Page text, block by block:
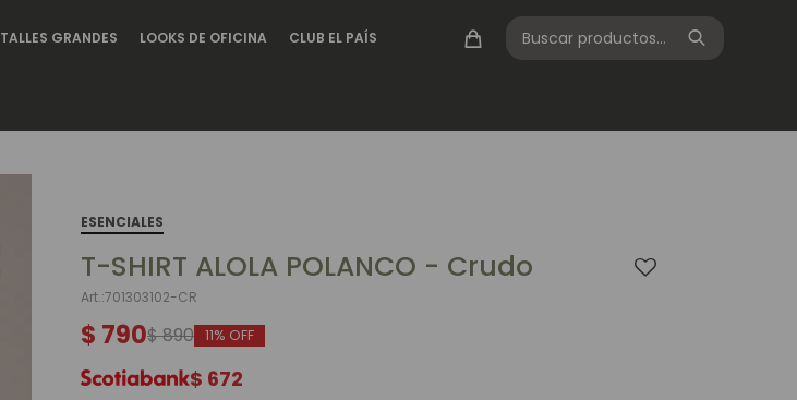
TALLES GRANDES LOOKS DE OFICINA CLUB EL PAÍS
ESENCIALES
T-SHIRT ALOLA POLANCO - Crudo
701303102-CR
$ 790$890 11
$ 672